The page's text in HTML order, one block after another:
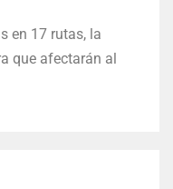
en 17 rutas, la
que afectarán al